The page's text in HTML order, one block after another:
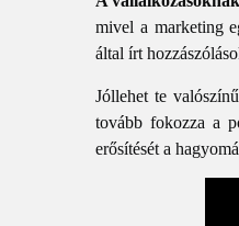
mivel a marketing
által írt
Jóllehet te
tovább fokozza a
erősítését a